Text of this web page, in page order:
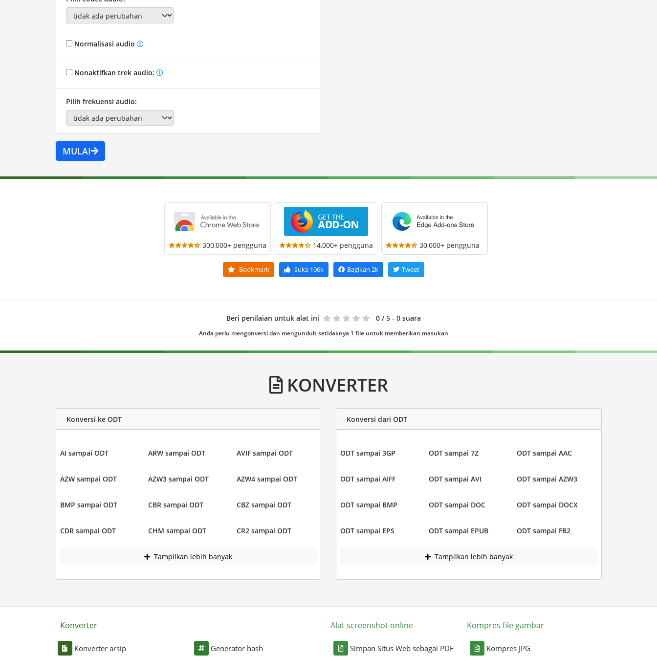
Normalisasi audio
Nonaktifkan trek audio:
Pilih frekuensi audio:
MULAI
300,000+ pengguna 14,000+ pengguna 30,000+ pengguna
Bookmark Suka 106k Bagikan 2k Tweet
Beri penilaian untuk alat ini 0 / 5 - 0 suara
Anda perlu mengonversi dan mengunduh setidaknya 1 file untuk memberikan masukan
KONVERTER
Konversi ke ODT
AI sampai ODT ARW sampai ODT AVIF sampai ODT
AZW sampai ODT AZW3 sampai ODT AZW4 sampai ODT
BMP sampai ODT CBR sampai ODT CBZ sampai ODT
CDR sampai ODT CHM sampai ODT CR2 sampai ODT
Tampilkan lebih banyak
Konversi dari ODT
ODT sampai 3GP ODT sampai 7Z ODT sampai AAC
ODT sampai AIFF ODT sampai AVI ODT sampai AZW3
ODT sampai BMP ODT sampai DOC ODT sampai DOCX
ODT sampai EPS ODT sampai EPUB ODT sampai FB2
Tampilkan lebih banyak
Konverter
Konverter arsip Generator hash
Alat screenshot online
Simpan Situs Web sebagai PDF
Kompres file gambar
Kompres JPG